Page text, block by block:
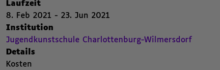
Laufzeit,
8. Feb 2021 - 23. Jun 2021
8. Februar 2021 bis 23. Juni 2021
,Institution
Jugendkunstschule Charlottenburg-Wilmersdorf
Jugendkunstschule Charlottenburg-Wilmersdorf. Zur Seite von ,
Details
Kosten